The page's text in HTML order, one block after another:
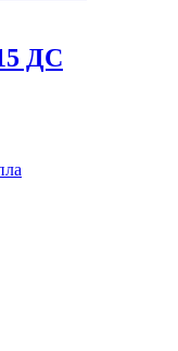
ДС